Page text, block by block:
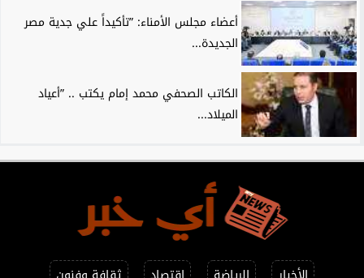
أعضاء مجلس الأمناء: ”تأكيداً علي جدية مصر
الجديدة...
الكاتب الصحفي محمد إمام يكتب .. ”أعياد
الميلاد...